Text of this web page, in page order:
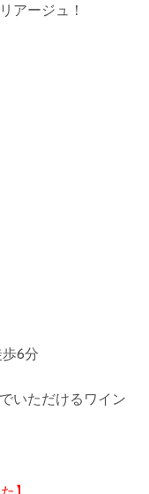
アージュ！
6分
いただけるワイン